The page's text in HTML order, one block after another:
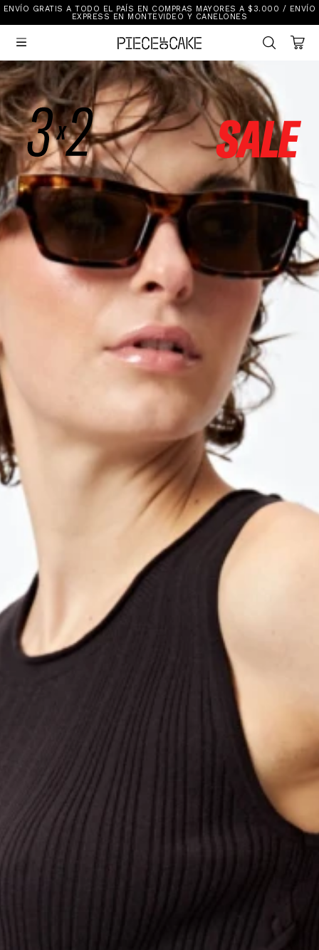
ENVÍO GRATIS A TODO EL PAÍS EN COMPRAS MAYORES A $3.000 / ENVÍO
EXPRESS EN MONTEVIDEO Y CANELONES

Sale
New In
Vestimenta
Accesorios
Calzado
Mi cuenta
Ayuda
Tiendas
Ver Todo
Vestimenta
Calzado
Accesorios
Mallas Y Bikinis